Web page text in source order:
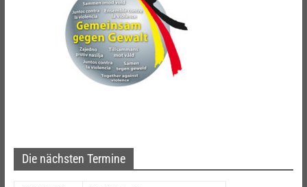
Die nächsten Termine